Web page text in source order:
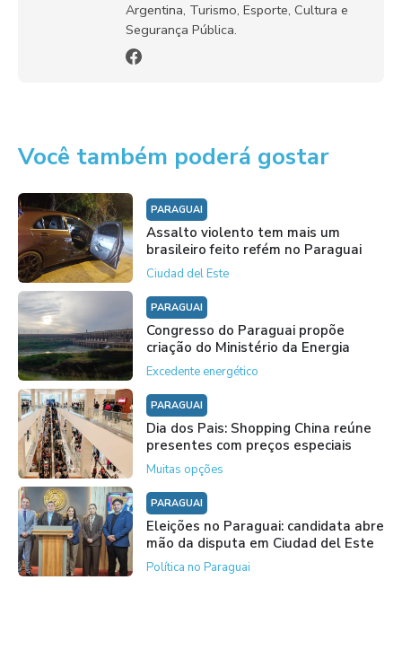
Argentina, Turismo, Esporte, Cultura e
Segurança Pública.
Você também poderá gostar
PARAGUAI
Assalto violento tem mais um
brasileiro feito refém no Paraguai
Ciudad del Este
PARAGUAI
Congresso do Paraguai propõe
criação do Ministério da Energia
Excedente energético
PARAGUAI
Dia dos Pais: Shopping China reúne
presentes com preços especiais
Muitas opções
PARAGUAI
Eleições no Paraguai: candidata abre
mão da disputa em Ciudad del Este
Política no Paraguai